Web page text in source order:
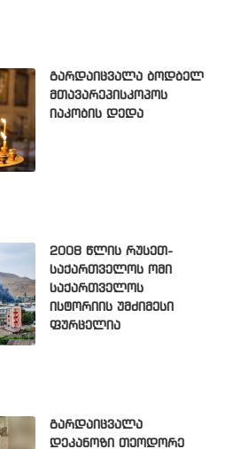
გარდაიცვალა ბოდბელ
მთავარეპისკოპოს
იაკობის დედა
2008 წლის რუსეთ-
საქართველოს ომი
საქართველოს
ისტორიის უმძიმესი
ფურცელია
გარდაიცვალა
დეკანოზი თეოდორე